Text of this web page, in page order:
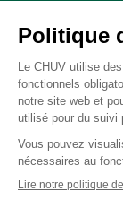
Cookies
(ouvre une